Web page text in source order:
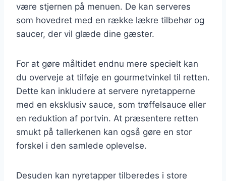
være stjernen på menuen. De kan serveres
som hovedret med en række lækre tilbehør og
saucer, der vil glæde dine gæster.
For at gøre måltidet endnu mere specielt kan
du overveje at tilføje en gourmetvinkel til retten.
Dette kan inkludere at servere nyretapperne
med en eksklusiv sauce, som trøffelsauce eller
en reduktion af portvin. At præsentere retten
smukt på tallerkenen kan også gøre en stor
forskel i den samlede oplevelse.
Desuden kan nyretapper tilberedes i store